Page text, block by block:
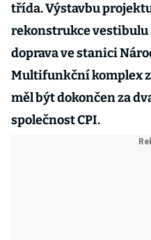
třída. Výstavbu
rekonstrukce vestibulu
doprava ve stanici
Multifunkční komplex
měl být dokončen za
společnost CPI.